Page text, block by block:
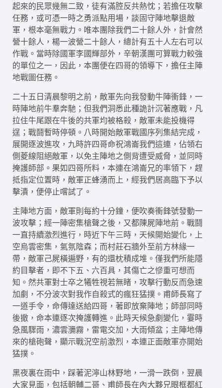
起來的民眾幾無二致，徒有滿腔反共熱忱；若擔任攻擊
任務，或可憑一時之勇派點用場，談固守陣地擊退敵
軍，根本毫無戰力。唯本團除我們二十餘人外，計會然
營十餘人，楊一波營二十餘人，總計有五十人左右可以
作戰。當時除國軍李國輝部外，辛朝漢團可算戰力較強
的單位之一，因此，本團便在四哥的領導下，擔任主陣
地戰圖任務。
二十五日清晨黎明之前，敵軍先向我發動牛陣衝鋒，一
時陣地前牛羣奔馳；但我們洞悉此種詭計沉著應戰，凡
拉住牛尾跟在牛後的共軍均被格殺，敵軍未能投機得
逞；戰鬪暫時停頓。八時開始敵軍戰國序列集結完成，
展開逐波進攻，九時許四哥命祝鴻崙我們這連，佔領右
側菱線阻絕敵軍，以免主陣地之側背遭受威脅，並同時
掩護師部。果如四哥所料，本連在鴻崙兄的率領下，趕
抵指定位置時，敵軍正蜂湧而上，經我們居高臨下予以
擊潰，便停止嚐試了。
主陣地方面，敵軍則每約十分鐘，便吹奏衝鋒號發動一
波攻擊；經一陣密集槍聲之後，又都陳屍陣地前。戰鬪
一直持續激烈進行，時近下午三時，天候開始變化，上
空烏雲密集，氣氛陰森；而村莊石牆外至前方林緣一
帶，敵軍己屍橫遍野，有的還枕積成堆。僅我們所能隱
約目擊者，即不下五、六百具，其傷亡之慘重可想而
知。然共軍對士卒之犧牲視若無睹，攻擊行動反而急速
加劇，不分波次對我作自殺式的瘋狂猛撲。甫師長寫了
一道手令，命傳達送給四哥，著即放棄陣地；師部同時
後撤，命本連逐次掩護轉進。此時天候急劇變化，霎時
急風驟雨，濃雲瀰霧，雷電交加，大雨傾盆；主陣地傳
來的槍砲聲，顯示戰況空前激烈，本連正面敵軍亦開始
猛撲。
黑夜裏在雨中，踩著泥濘山林野地，一滑一跌倒，翌晨
大家見面，包括朝輔二哥、甫師長在內大夥兄眼框都紅